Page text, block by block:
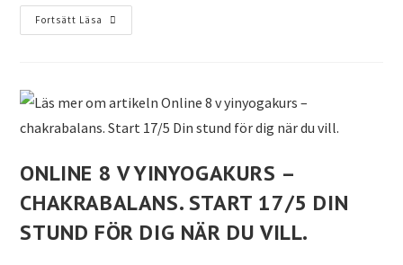
Fortsätt Läsa
ONLINE 8 V YINYOGAKURS –
CHAKRABALANS. START 17/5 DIN
STUND FÖR DIG NÄR DU VILL.